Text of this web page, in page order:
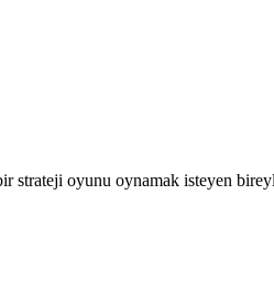
strateji oyunu oynamak isteyen